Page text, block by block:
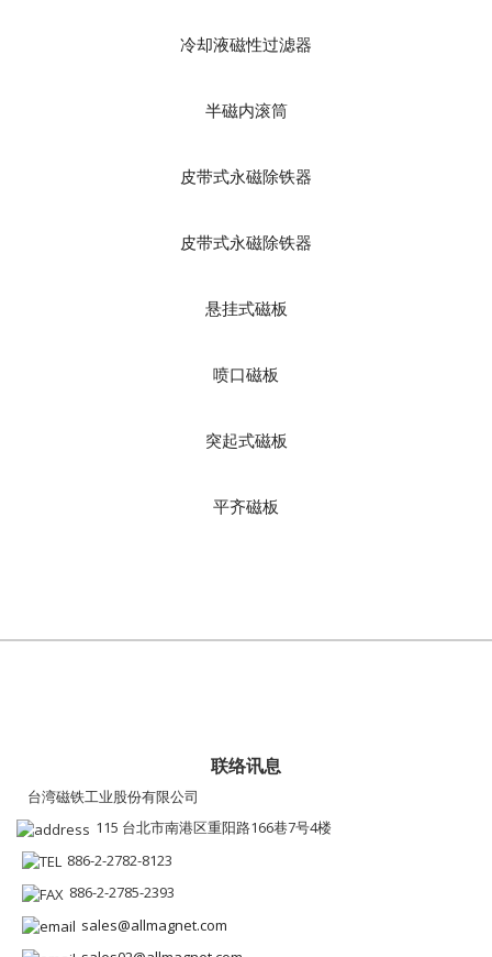
冷却液磁性过滤器
半磁内滚筒
皮带式永磁除铁器
皮带式永磁除铁器
悬挂式磁板
喷口磁板
突起式磁板
平齐磁板
联络讯息
台湾磁铁工业股份有限公司
115 台北市南港区重阳路166巷7号4楼
886-2-2782-8123
886-2-2785-2393
sales@allmagnet.com